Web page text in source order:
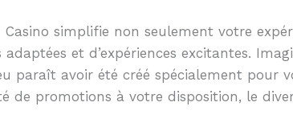
simplifie non seulement votre
et d’expériences excitantes.
paraît avoir été créé spécialement pour
de promotions à votre disposition, le